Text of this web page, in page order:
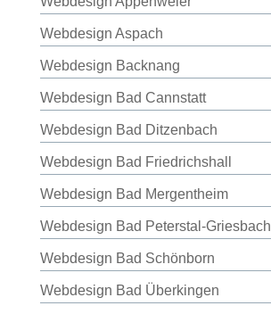
Webdesign Aspach
Webdesign Backnang
Webdesign Bad Cannstatt
Webdesign Bad Ditzenbach
Webdesign Bad Friedrichshall
Webdesign Bad Mergentheim
Webdesign Bad Peterstal-Griesbach
Webdesign Bad Schönborn
Webdesign Bad Überkingen